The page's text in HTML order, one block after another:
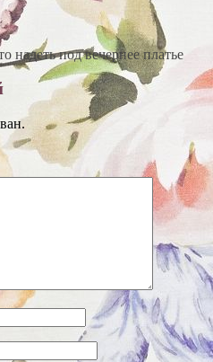
надеть под вечернее платье